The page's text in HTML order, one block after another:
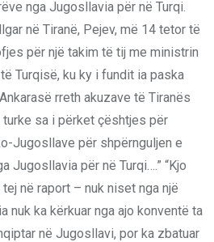
nga Jugosllavia për në Turqi.
në Tiranë, Pejev, më 14 tetor të
për një takim të tij me ministrin
Turqisë, ku ky i fundit ia paska
rreth akuzave të Tiranës
sa i përket çështjes për
Jugosllave për shpërnguljen e
Jugosllavia për në Turqi….” “Kjo
në raport – nuk niset nga një
nuk ka kërkuar nga ajo konventë ta
në Jugosllavi, por ka zbatuar